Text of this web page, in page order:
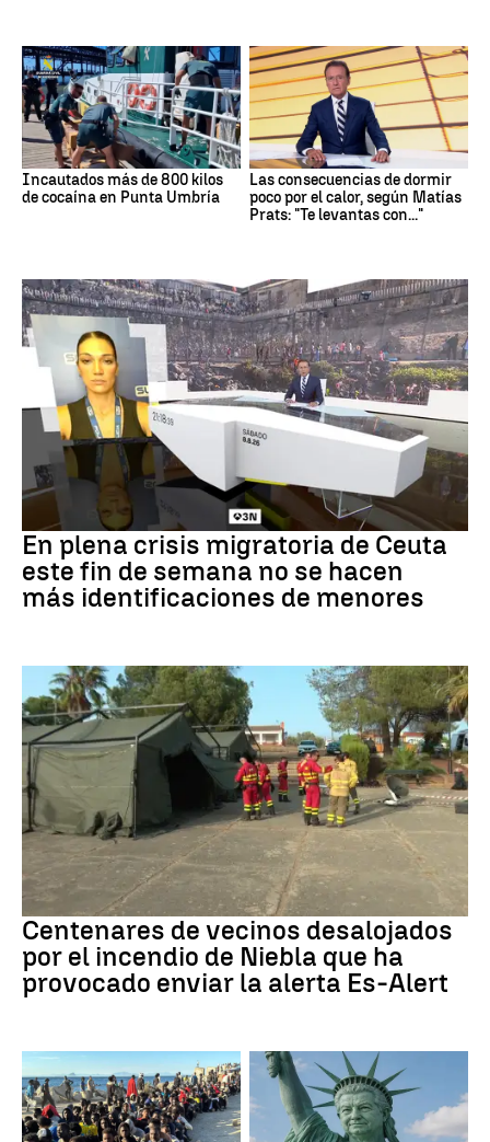
Incautados más de 800 kilos
de cocaína en Punta Umbría
Las consecuencias de dormir
poco por el calor, según Matías
Prats: "Te levantas con..."
Crisis en Ceuta
En plena crisis migratoria de Ceuta
este fin de semana no se hacen
más identificaciones de menores
Incendio
Centenares de vecinos desalojados
por el incendio de Niebla que ha
provocado enviar la alerta Es-Alert